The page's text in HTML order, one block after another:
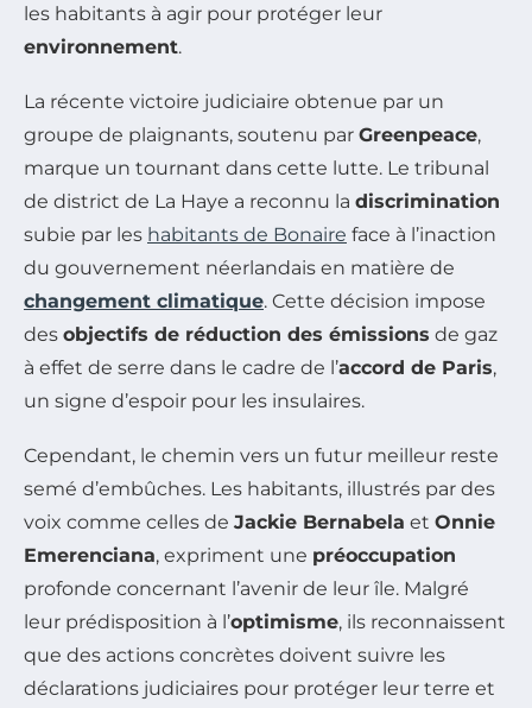
les habitants à agir pour protéger leur
environnement.
La récente victoire judiciaire obtenue par un
groupe de plaignants, soutenu par Greenpeace,
marque un tournant dans cette lutte. Le tribunal
de district de La Haye a reconnu la discrimination
subie par les habitants de Bonaire face à l’inaction
du gouvernement néerlandais en matière de
changement climatique. Cette décision impose
des objectifs de réduction des émissions de gaz
à effet de serre dans le cadre de l’accord de Paris,
un signe d’espoir pour les insulaires.
Cependant, le chemin vers un futur meilleur reste
semé d’embûches. Les habitants, illustrés par des
voix comme celles de Jackie Bernabela et Onnie
Emerenciana, expriment une préoccupation
profonde concernant l’avenir de leur île. Malgré
leur prédisposition à l’optimisme, ils reconnaissent
que des actions concrètes doivent suivre les
déclarations judiciaires pour protéger leur terre et